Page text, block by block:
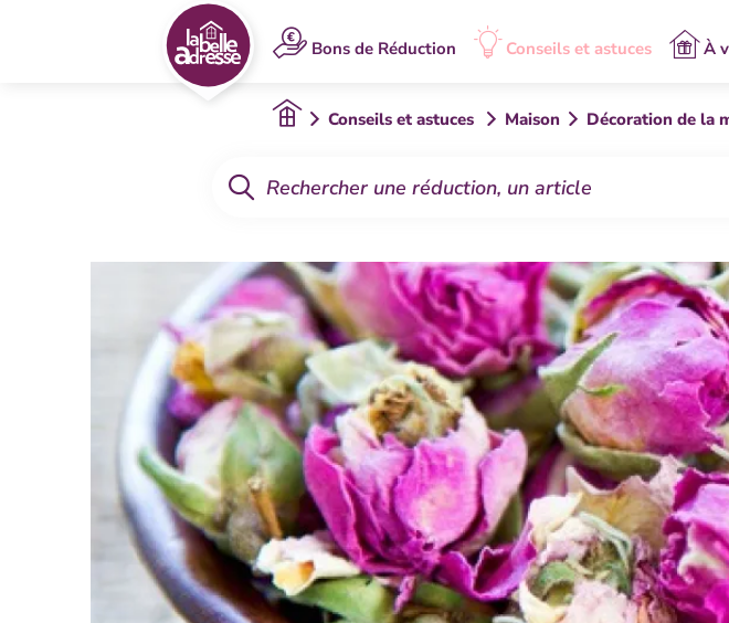
Bons de Réduction Conseils et astuces À
Conseils et astuces Maison Décoration de la
Rechercher